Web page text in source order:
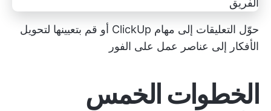
حوّل التعليقات إلى مهام ClickUp أو قم بتعيينها لتحويل
الأفكار إلى عناصر عمل على الفور
الخطوات الخمس